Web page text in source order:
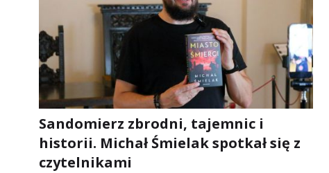
Sandomierz zbrodni, tajemnic i
historii. Michał Śmielak spotkał się z
czytelnikami